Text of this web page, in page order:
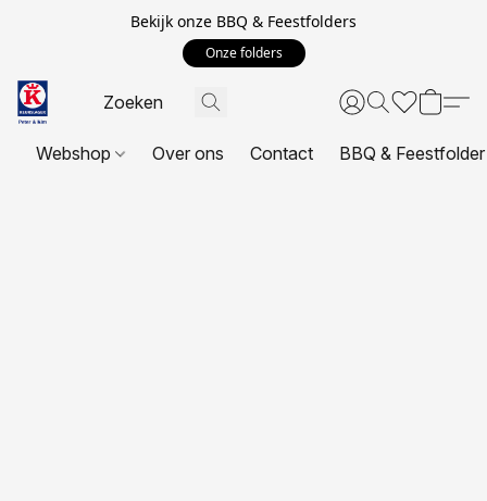
Bekijk onze BBQ & Feestfolders
Onze folders
Webshop Over ons Contact BBQ & Feestfolder